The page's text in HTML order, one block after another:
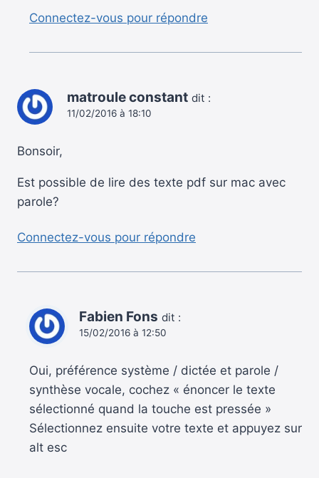
Connectez-vous pour répondre
matroule constant dit :
11/02/2016 à 18:10
Bonsoir,
Est possible de lire des texte pdf sur mac avec
parole?
Connectez-vous pour répondre
Fabien Fons dit :
15/02/2016 à 12:50
Oui, préférence système / dictée et parole /
synthèse vocale, cochez « énoncer le texte
sélectionné quand la touche est pressée »
Sélectionnez ensuite votre texte et appuyez sur
alt esc